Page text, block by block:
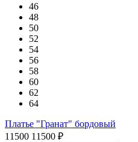
46
48
50
52
54
56
58
60
62
64
Платье "Гранат" бордовый
11500 11500 ₽